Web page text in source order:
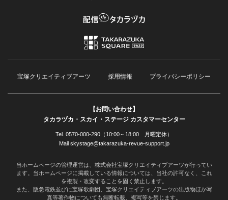
宝塚クリエイティブアーツ 採用情報 プライバシーポリシー
【お問い合わせ】
タカラヅカ・スカイ・ステージ カスタマーセンター
Tel. 0570-000-290（10:00～18:00 月曜定休）
Mail skystage@takarazuka-revue-support.jp
当ホームページの管理運営は、株式会社宝塚クリエイティブアーツが行ってい
ます。当ホームページに掲載している情報については、当社の許可なく、これ
を複製・改変することを固く禁止します。
また、阪急電鉄並びに宝塚歌劇団、宝塚クリエイティブアーツの出版物ほか写
真等著作物についても無断転載、複写等を禁じます。